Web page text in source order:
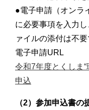
●電子申請（オンラ
に必要事項を入力
ァイルの添付は不要
電子申請URL
令和7年度とくしま
申込
（2）参加申込書の